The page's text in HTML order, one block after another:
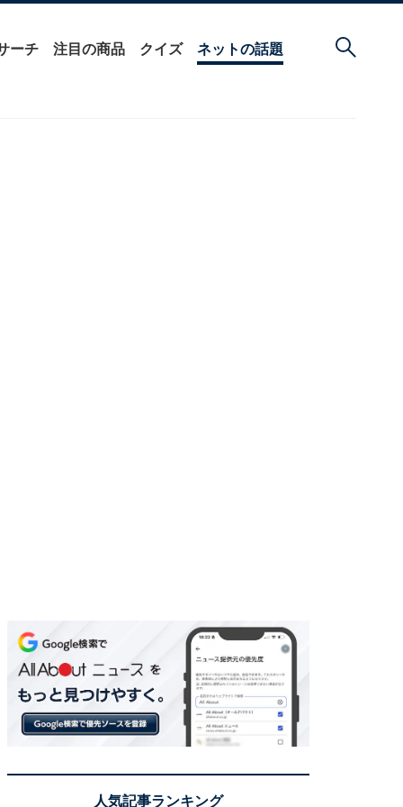
ーチ 注目の商品 クイズ ネットの話題